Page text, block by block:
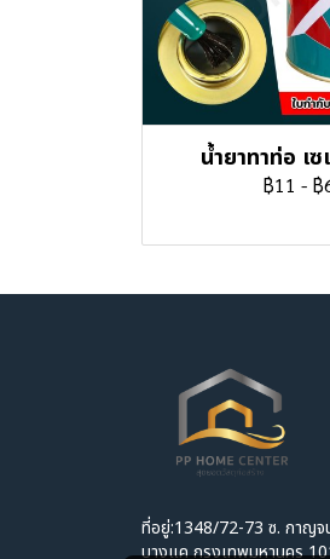
น้ำยาทาท่อ เ
฿11 - ฿
ที่อยู่:1348/72-73 ซ. กาญจ
บางแค กรุงเทพมหานคร